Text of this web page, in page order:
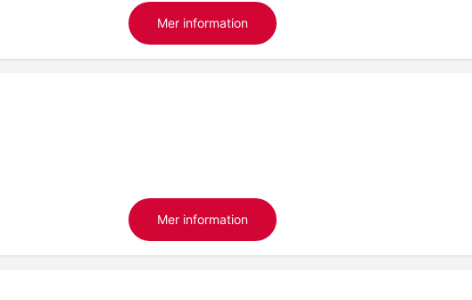
Mer information
Mer information